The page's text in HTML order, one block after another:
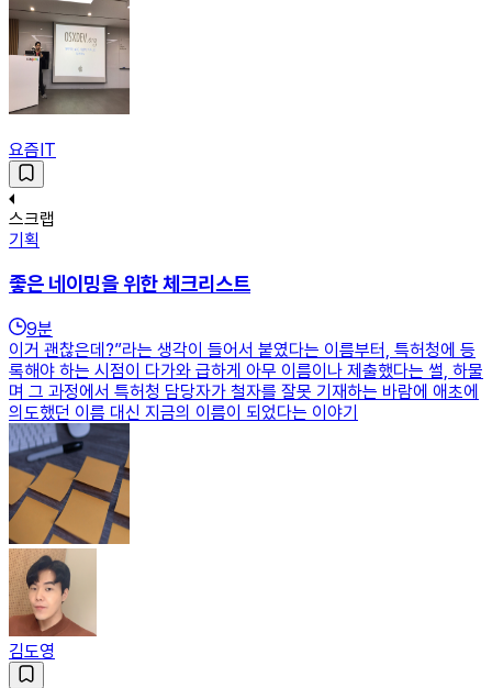
요즘IT
스크랩
기획
좋은 네이밍을 위한 체크리스트
9분
이거 괜찮은데?”라는 생각이 들어서 붙였다는 이름부터, 특허청에 등
록해야 하는 시점이 다가와 급하게 아무 이름이나 제출했다는 썰, 하물
며 그 과정에서 특허청 담당자가 철자를 잘못 기재하는 바람에 애초에
의도했던 이름 대신 지금의 이름이 되었다는 이야기
김도영